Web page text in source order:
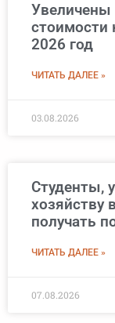
Увеличены
стоимости
2026 год
ЧИТАТЬ ДАЛЕЕ »
03.08.2026
Студенты,
хозяйству
получать
ЧИТАТЬ ДАЛЕЕ »
07.08.2026